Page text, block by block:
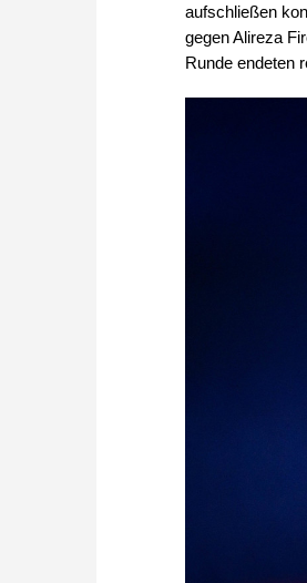
aufschließen
gegen Alireza
Runde endeten